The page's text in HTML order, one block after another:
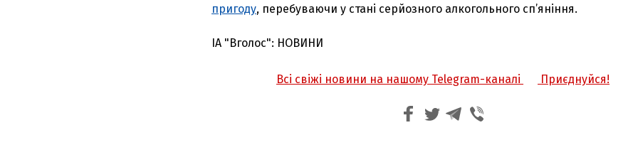
пригоду, перебуваючи у стані серйозного алкогольного сп’яніння.
ІА "Вголос": НОВИНИ
Всі свіжі новини на нашому Telegram-каналі Приєднуйся!